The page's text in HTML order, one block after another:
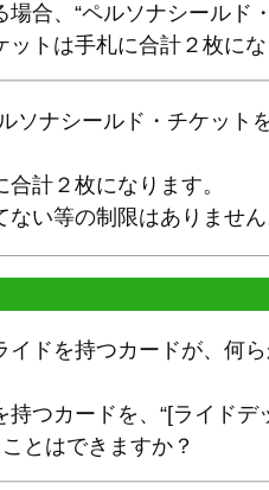
合、“ペルソナシールド
トは手札に合計２枚にな
ソナシールド・チケット
計２枚になります。
い等の制限はありません
ドを持つカードが、何
つカードを、“[ライド
とはできますか？